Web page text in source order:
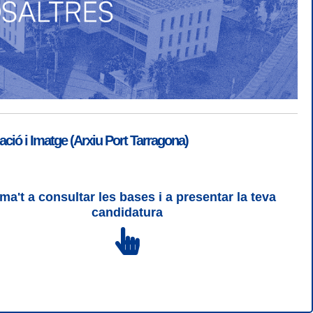
| Desconnectar
| CSS 3 | WCAG 2 i WW3C
i Imatge (Arxiu Port Tarragona)
a consultar les bases i a presentar la teva
candidatura